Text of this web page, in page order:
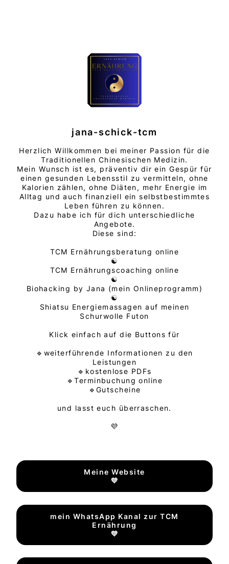
jana-schick-tcm
Herzlich Willkommen bei meiner Passion für die
Traditionellen Chinesischen Medizin.
Mein Wunsch ist es, präventiv dir ein Gespür für
einen gesunden Lebensstil zu vermitteln, ohne
Kalorien zählen, ohne Diäten, mehr Energie im
Alltag und auch finanziell ein selbstbestimmtes
Leben führen zu können.
Dazu habe ich für dich unterschiedliche
Angebote.
Diese sind:
TCM Ernährungsberatung online
☯️
TCM Ernährungscoaching online
☯️
Biohacking by Jana (mein Onlineprogramm)
☯️
Shiatsu Energiemassagen auf meinen
Schurwolle Futon
Klick einfach auf die Buttons für
🔹weiterführende Informationen zu den
Leistungen
🔹kostenlose PDFs
🔹Terminbuchung online
🔹Gutscheine
und lasst euch überraschen.
💜
Meine Website
💜
mein WhatsApp Kanal zur TCM
Ernährung
💜